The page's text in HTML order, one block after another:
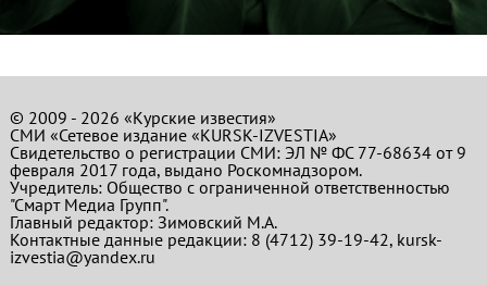
© 2009 - 2026 «Курские известия»
СМИ «Сетевое издание «KURSK-IZVESTIA»
Свидетельство о регистрации СМИ: ЭЛ № ФС 77-68634 от 9
февраля 2017 года, выдано Роскомнадзором.
Учредитель: Общество с ограниченной ответственностью
"Смарт Медиа Групп".
Главный редактор:Зимовский М.А.
Контактные данные редакции: 8 (4712) 39-19-42, kursk-
izvestia@yandex.ru